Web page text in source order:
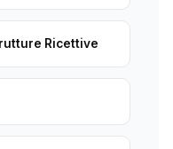
Ricettive